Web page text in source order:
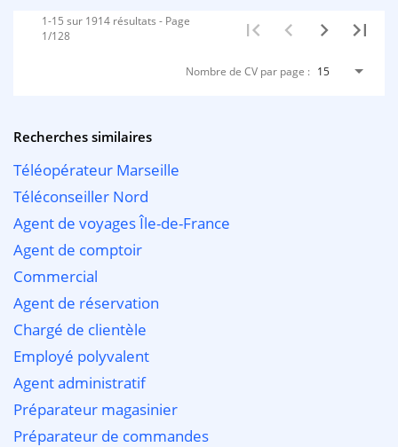
Nombre de CV par page : 15
1-15 sur 1914 résultats - Page
1/128
Recherches similaires
Téléopérateur Marseille
Téléconseiller Nord
Agent de voyages Île-de-France
Agent de comptoir
Commercial
Agent de réservation
Chargé de clientèle
Employé polyvalent
Agent administratif
Préparateur magasinier
Préparateur de commandes